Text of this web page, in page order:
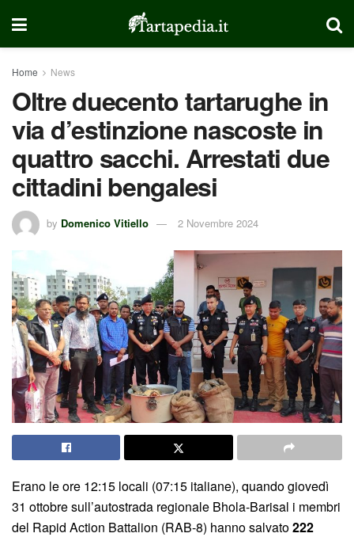
Home News
Oltre duecento tartarughe in
via d’estinzione nascoste in
quattro sacchi. Arrestati due
cittadini bengalesi
by Domenico Vitiello 2 Novembre 2024
Erano le ore 12:15 locali (07:15 italiane), quando giovedì
31 ottobre sull’autostrada regionale Bhola-Barisal i membri
del Rapid Action Battalion (RAB-8) hanno salvato222